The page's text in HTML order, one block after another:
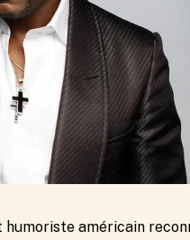
américain